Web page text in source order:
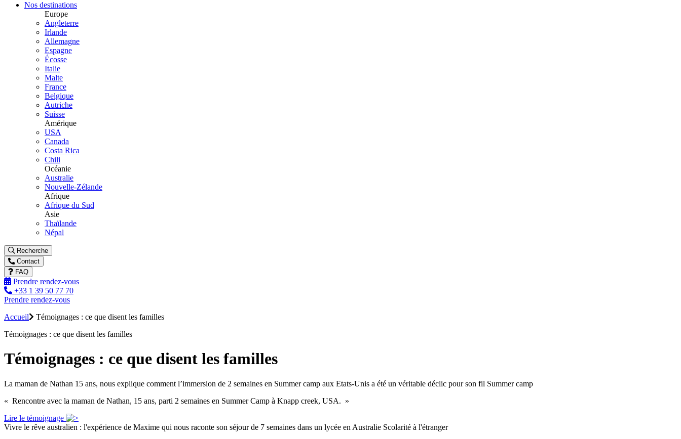
Nos destinations
Europe
Angleterre
Irlande
Allemagne
Espagne
Écosse
Italie
Malte
France
Belgique
Autriche
Suisse
Amérique
USA
Canada
Costa Rica
Chili
Océanie
Australie
Nouvelle-Zélande
Afrique
Afrique du Sud
Asie
Thaïlande
Népal
Recherche
Contact
FAQ
Prendre rendez-vous
+33 1 39 50 77 70
Prendre rendez-vous
Accueil
Témoignages : ce que disent les familles
Témoignages : ce que disent les familles
Témoignages : ce que disent les familles
La maman de Nathan 15 ans, nous explique comment l’immersion de 2 semaines en Summer camp aux Etats-Unis a été un véritable déclic pour son fil Summer camp
« Rencontre avec la maman de Nathan, 15 ans, parti 2 semaines en Summer Camp à Knapp creek, USA. »
Lire le témoignage
Vivre le rêve australien : l'expérience de Maxime qui nous raconte son séjour de 7 semaines dans un lycée en Australie Scolarité à l'étranger